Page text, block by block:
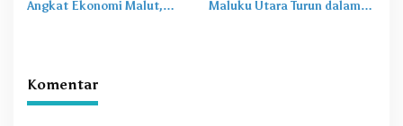
Angkat Ekonomi Malut,
Maluku Utara Turun dalam
Komentar